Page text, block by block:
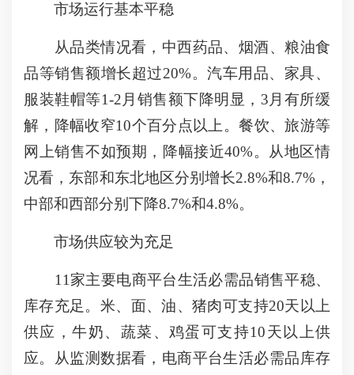
市场运行基本平稳
从品类情况看，中西药品、烟酒、粮油食
品等销售额增长超过20%。汽车用品、家具、
服装鞋帽等1-2月销售额下降明显，3月有所缓
解，降幅收窄10个百分点以上。餐饮、旅游等
网上销售不如预期，降幅接近40%。从地区情
况看，东部和东北地区分别增长2.8%和8.7%，
中部和西部分别下降8.7%和4.8%。
市场供应较为充足
11家主要电商平台生活必需品销售平稳、
库存充足。米、面、油、猪肉可支持20天以上
供应，牛奶、蔬菜、鸡蛋可支持10天以上供
应。从监测数据看，电商平台生活必需品库存